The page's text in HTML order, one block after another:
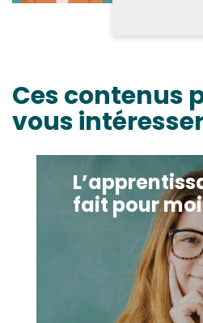
Ces contenus
vous
fait pour moi
L’apprentissage, est-ce